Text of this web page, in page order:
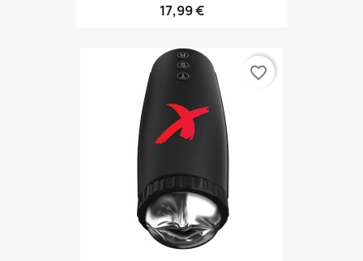
17,99 €
favorite_border